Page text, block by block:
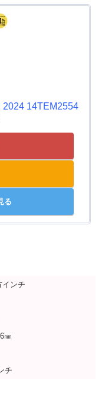
2024 14TEM2554
る
インチ
㎜
チ